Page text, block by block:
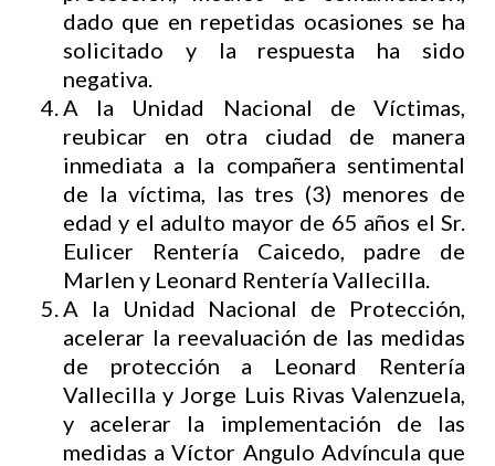
dado que en repetidas ocasiones se ha
solicitado y la respuesta ha sido
negativa.
A la Unidad Nacional de Víctimas,
reubicar en otra ciudad de manera
inmediata a la compañera sentimental
de la víctima, las tres (3) menores de
edad y el adulto mayor de 65 años el Sr.
Eulicer Rentería Caicedo, padre de
Marlen y Leonard Rentería Vallecilla.
A la Unidad Nacional de Protección,
acelerar la reevaluación de las medidas
de protección a Leonard Rentería
Vallecilla y Jorge Luis Rivas Valenzuela,
y acelerar la implementación de las
medidas a Víctor Angulo Advíncula que